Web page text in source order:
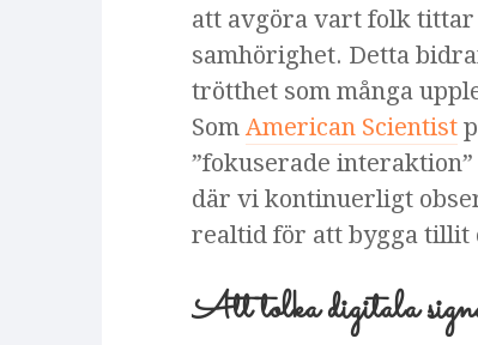
att avgöra vart folk tittar
samhörighet. Detta
trötthet som många
Som American Scientist
”fokuserade
där vi kontinuerligt
realtid för att bygga tillit
Att tolka digitala